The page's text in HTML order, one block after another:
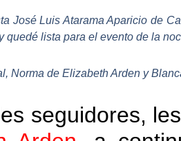
José Luis Atarama Aparicio de
quedé lista para el evento de la
Norma de Elizabeth Arden y
seguidores,